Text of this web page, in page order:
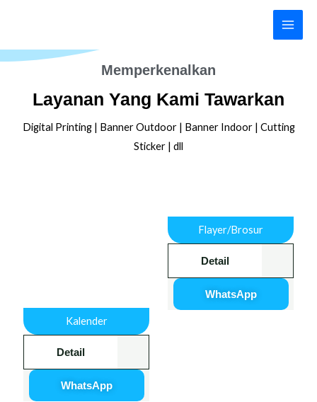
konten
Memperkenalkan
Layanan Yang Kami Tawarkan
Digital Printing | Banner Outdoor | Banner Indoor | Cutting
Sticker | dll
Flayer/Brosur
Detail
WhatsApp
Kalender
Detail
WhatsApp